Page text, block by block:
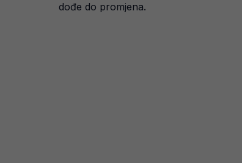
dođe do promjena.